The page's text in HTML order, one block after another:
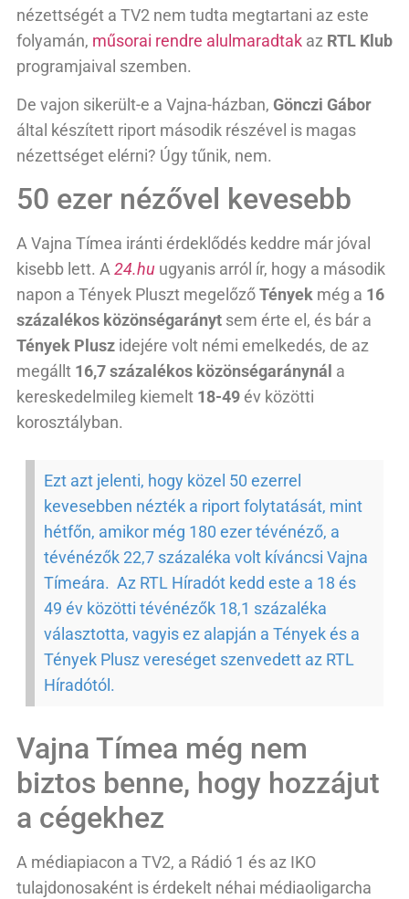
nézettségét a TV2 nem tudta megtartani az este
folyamán, műsorai rendre alulmaradtak az RTL Klub
programjaival szemben.
De vajon sikerült-e a Vajna-házban, Gönczi Gábor
által készített riport második részével is magas
nézettséget elérni? Úgy tűnik, nem.
50 ezer nézővel kevesebb
A Vajna Tímea iránti érdeklődés keddre már jóval
kisebb lett. A24.hu ugyanis arról ír, hogy a második
napon a Tények Pluszt megelőzőTények még a 16
százalékos közönségarányt sem érte el, és bár a
Tények Plusz idejére volt némi emelkedés, de az
megállt 16,7 százalékos közönségaránynál a
kereskedelmileg kiemelt 18-49 év közötti
korosztályban.
Ezt azt jelenti, hogy közel 50 ezerrel
kevesebben nézték a riport folytatását, mint
hétfőn, amikor még 180 ezer tévénéző, a
tévénézők 22,7 százaléka volt kíváncsi Vajna
Tímeára. Az RTL Híradót kedd este a 18 és
49 év közötti tévénézők 18,1 százaléka
választotta, vagyis ez alapján a Tények és a
Tények Plusz vereséget szenvedett az RTL
Híradótól.
Vajna Tímea még nem
biztos benne, hogy hozzájut
a cégekhez
A médiapiacon a TV2, a Rádió 1 és az IKO
tulajdonosaként is érdekelt néhai médiaoligarcha